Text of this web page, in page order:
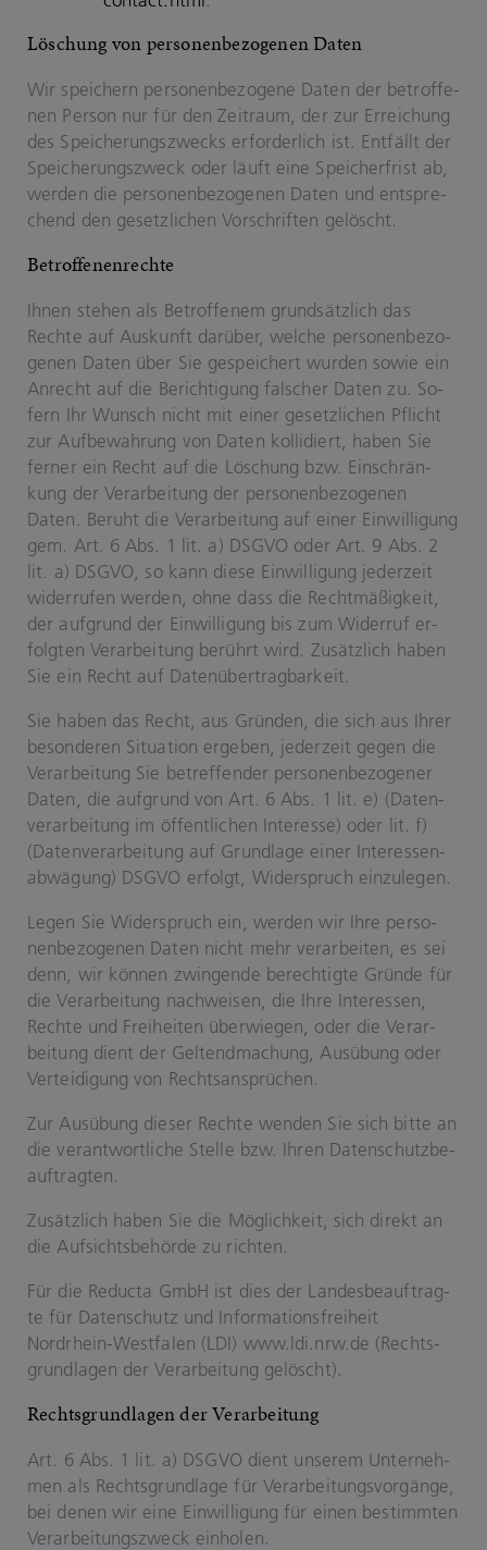
Lö­schung von per­so­nen­be­zo­ge­nen Daten
Wir spei­chern per­so­nen­be­zo­ge­ne Daten der be­trof­fe­
nen Per­son nur für den Zeit­raum, der zur Er­rei­chung
des Spei­che­rungs­zwecks er­for­der­lich ist. Ent­fällt der
Spei­che­rungs­zweck oder läuft eine Spei­cher­frist ab,
wer­den die per­so­nen­be­zo­ge­nen Daten und ent­spre­
chend den ge­setz­li­chen Vor­schrif­ten ge­löscht.
Be­trof­fe­nen­rech­te
Ihnen ste­hen als Be­trof­fe­nem grund­sätz­lich das
Rech­te auf Aus­kunft dar­über, wel­che per­so­nen­be­zo­
ge­nen Daten über Sie ge­spei­chert wur­den sowie ein
An­recht auf die Be­rich­ti­gung fal­scher Daten zu. So­
fern Ihr Wunsch nicht mit einer ge­setz­li­chen Pflicht
zur Auf­be­wah­rung von Daten kol­li­diert, haben Sie
fer­ner ein Recht auf die Lö­schung bzw. Ein­schrän­
kung der Ver­ar­bei­tung der per­so­nen­be­zo­ge­nen
Daten. Be­ruht die Ver­ar­bei­tung auf einer Ein­wil­li­gung
gem. Art. 6 Abs. 1 lit. a) DSGVO oder Art. 9 Abs. 2
lit. a) DSGVO, so kann diese Ein­wil­li­gung je­der­zeit
wi­der­ru­fen wer­den, ohne dass die Recht­mä­ßig­keit,
der auf­grund der Ein­wil­li­gung bis zum Wi­der­ruf er­
folg­ten Ver­ar­bei­tung be­rührt wird. Zu­sätz­lich haben
Sie ein Recht auf Da­ten­über­trag­bar­keit.
Sie haben das Recht, aus Grün­den, die sich aus Ihrer
be­son­de­ren Si­tua­ti­on er­ge­ben, je­der­zeit gegen die
Ver­ar­bei­tung Sie be­tref­fen­der per­so­nen­be­zo­ge­ner
Daten, die auf­grund von Art. 6 Abs. 1 lit. e) (Da­ten­
ver­ar­bei­tung im öf­fent­li­chen In­ter­es­se) oder lit. f)
(Da­ten­ver­ar­bei­tung auf Grund­la­ge einer In­ter­es­sen­
ab­wä­gung) DSGVO er­folgt, Wi­der­spruch ein­zu­le­gen.
Legen Sie Wi­der­spruch ein, wer­den wir Ihre per­so­
nen­be­zo­ge­nen Daten nicht mehr ver­ar­bei­ten, es sei
denn, wir kön­nen zwin­gen­de be­rech­tig­te Grün­de für
die Ver­ar­bei­tung nach­wei­sen, die Ihre In­ter­es­sen,
Rech­te und Frei­hei­ten über­wie­gen, oder die Ver­ar­
bei­tung dient der Gel­tend­ma­chung, Aus­übung oder
Ver­tei­di­gung von Rechts­an­sprü­chen.
Zur Aus­übung die­ser Rech­te wen­den Sie sich bitte an
die ver­ant­wort­li­che Stel­le bzw. Ihren Da­ten­schutz­be­
auf­trag­ten.
Zu­sätz­lich haben Sie die Mög­lich­keit, sich di­rekt an
die Auf­sichts­be­hör­de zu rich­ten.
Für die Re­duc­ta GmbH ist dies der Lan­des­be­auf­trag­
te für Da­ten­schutz und In­for­ma­ti­ons­frei­heit
Nordrhein-​​West­fa­len (LDI) www.ldi.nrw.de (Rechts­
grund­la­gen der Ver­ar­bei­tung ge­löscht).
Rechts­grund­la­gen der Ver­ar­bei­tung
Art. 6 Abs. 1 lit. a) DSGVO dient un­se­rem Un­ter­neh­
men als Rechts­grund­la­ge für Ver­ar­bei­tungs­vor­gän­ge,
bei denen wir eine Ein­wil­li­gung für einen be­stimm­ten
Ver­ar­bei­tungs­zweck ein­ho­len.